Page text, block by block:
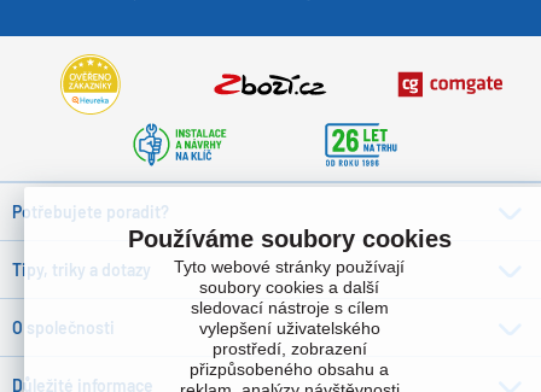
Potřebujete poradit?
Tipy, triky a dotazy
O společnosti
Důležité informace
Používáme soubory cookies
Tyto webové stránky používají
soubory cookies a další
sledovací nástroje s cílem
vylepšení uživatelského
prostředí, zobrazení
přizpůsobeného obsahu a